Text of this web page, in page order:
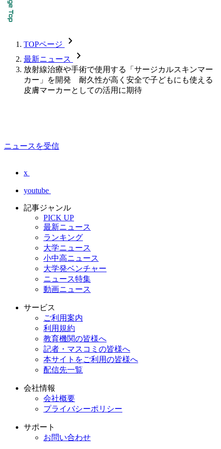
TOPページ chevron_forward
最新ニュース chevron_forward
放射線治療や手術で使用する「サージカルスキンマー
カー」を開発 耐久性が高く安全で子どもにも使える
皮膚マーカーとしての活用に期待
ニュースを受信
x
youtube
記事ジャンル
PICK UP
最新ニュース
ランキング
大学ニュース
小中高ニュース
大学発ベンチャー
ニュース特集
動画ニュース
サービス
ご利用案内
利用規約
教育機関の皆様へ
記者・マスコミの皆様へ
本サイトをご利用の皆様へ
配信先一覧
会社情報
会社概要
プライバシーポリシー
サポート
お問い合わせ